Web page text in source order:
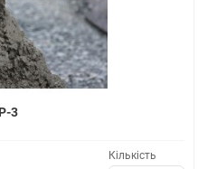
3
Кількість